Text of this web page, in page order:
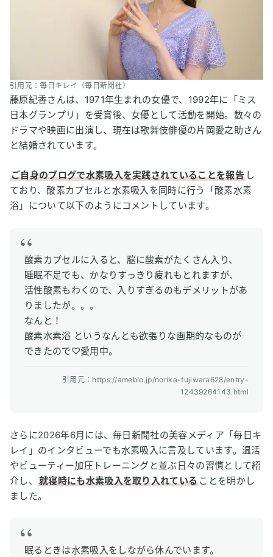
引用元：毎日キレイ（毎日新聞社）
藤原紀香さんは、1971年生まれの女優で、1992年に「ミス
日本グランプリ」を受賞後、女優として活動を開始。数々の
ドラマや映画に出演し、現在は歌舞伎俳優の片岡愛之助さん
と結婚されています。
ご自身のブログで水素吸入を実践されていることを報告 し
ており、酸素カプセルと水素吸入を同時に行う「酸素水素
浴」について以下のようにコメントしています。
酸素カプセルに入ると、脳に酸素がたくさん入り、
睡眠不足でも、かなりすっきり疲れもとれますが、
活性酸素もわくので、入りすぎるのもデメリットがあ
りましたが。。。
なんと！
酸素水素浴 というなんとも欲張りな画期的なものが
できたので♡愛用中。
引用元：https://ameblo.jp/norika-fujiwara628/entry-
12439264143.html
さらに2026年6月には、毎日新聞社の美容メディア「毎日キ
レイ」のインタビューでも水素吸入に言及しています。温活
やビューティー加圧トレーニングと並ぶ日々の習慣として紹
介し、
就寝時にも水素吸入を取り入れていることを明かし
ました。
眠るときは水素吸入をしながら休んでいます。